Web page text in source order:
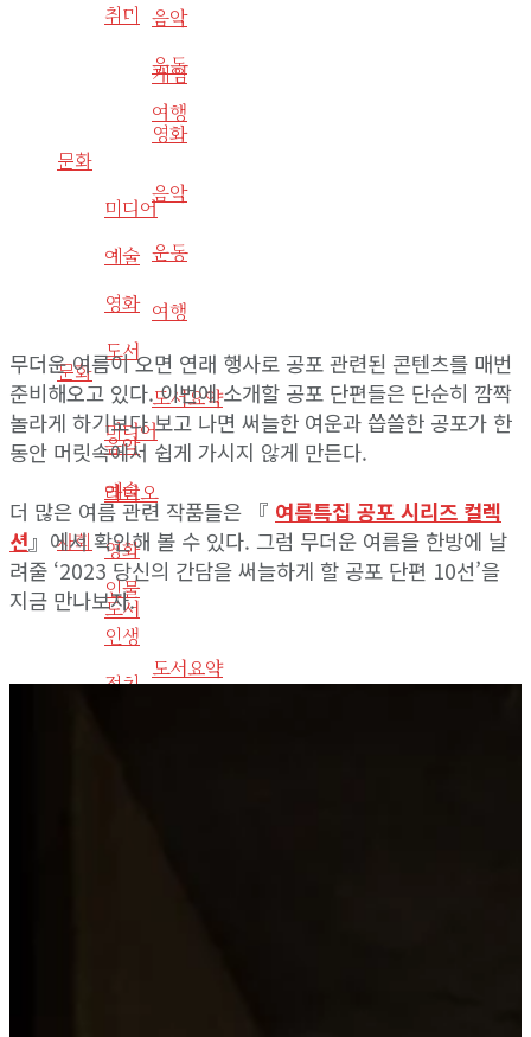
취미
게임
영화
음악
운동
여행
문화
미디어
예술
영화
도서
도서요약
음악
운동
여행
문화
미디어
예술
영화
도서
도서요약
음악
라디오
사회
인물
인생
정치
무더운 여름이 오면 연래 행사로 공포 관련된 콘텐츠를 매번
준비해오고 있다. 이번에 소개할 공포 단편들은 단순히 깜짝
놀라게 하기보다 보고 나면 써늘한 여운과 씁쓸한 공포가 한
동안 머릿속에서 쉽게 가시지 않게 만든다.
더 많은 여름 관련 작품들은 『 여름특집 공포 시리즈 컬렉
션』에서 확인해 볼 수 있다. 그럼 무더운 여름을 한방에 날
려줄 ‘2023 당신의 간담을 써늘하게 할 공포 단편 10선’을
지금 만나보자.